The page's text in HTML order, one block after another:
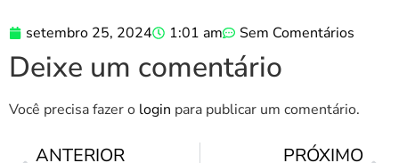
setembro 25, 2024 1:01 am Sem Comentários
Deixe um comentário
Você precisa fazer o login para publicar um comentário.
ANTERIOR PRÓXIMO